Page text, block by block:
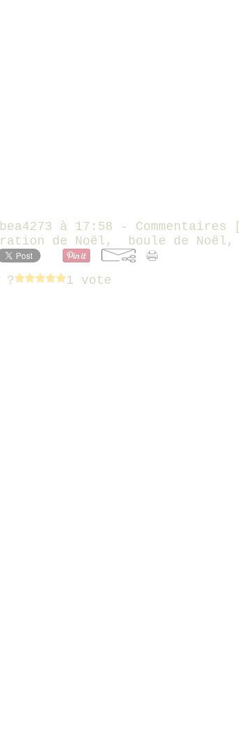
à 17:58 - Commentaires [
de Noël , boule de Noël
? 1 vote